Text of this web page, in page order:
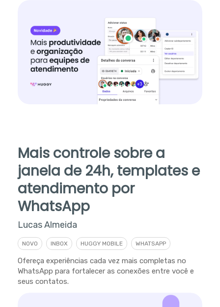
Mais controle sobre a
janela de 24h, templates e
atendimento por
WhatsApp
Lucas Almeida
NOVO INBOX HUGGY MOBILE WHATSAPP
Ofereça experiências cada vez mais completas no
WhatsApp para fortalecer as conexões entre você e
seus contatos.